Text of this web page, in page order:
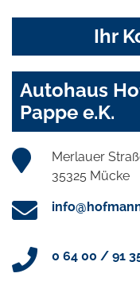
Ihr
Autohaus
Pappe e.K.
Merlauer
35325 Mücke
0 64 00 / 91